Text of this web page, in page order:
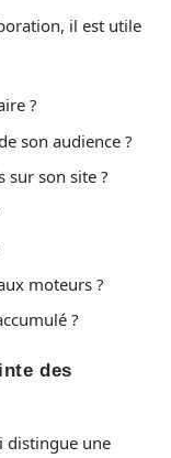
il est utile
?
son audience ?
sur son site ?
moteurs ?
?
des
distingue une